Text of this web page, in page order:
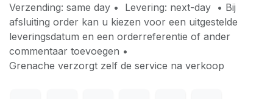
Verzending: same day • Levering: next-day • Bij
afsluiting order kan u kiezen voor een uitgestelde
leveringsdatum en een orderreferentie of ander
commentaar toevoegen •
Grenache verzorgt zelf de service na verkoop